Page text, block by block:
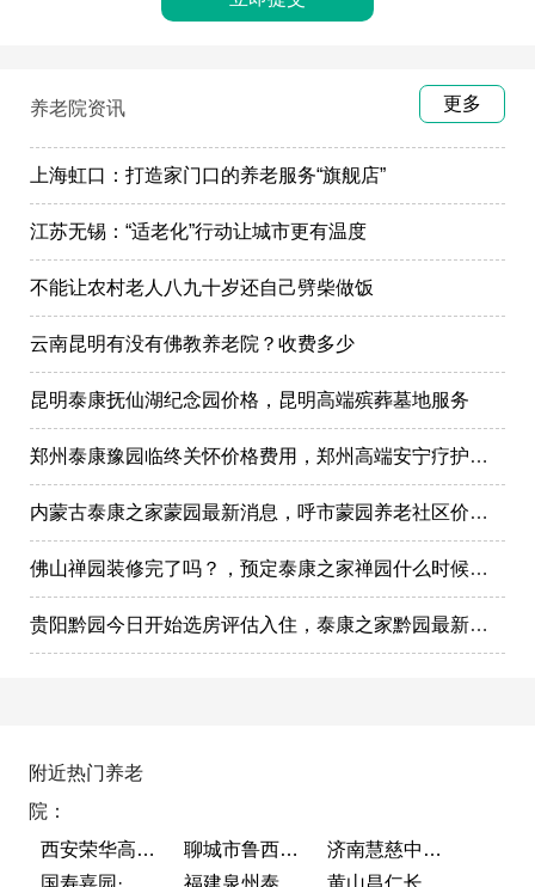
养老院资讯 更多
上海虹口：打造家门口的养老服务“旗舰店”
江苏无锡：“适老化”行动让城市更有温度
不能让农村老人八九十岁还自己劈柴做饭
云南昆明有没有佛教养老院？收费多少
昆明泰康抚仙湖纪念园价格，昆明高端殡葬墓地服务
郑州泰康豫园临终关怀价格费用，郑州高端安宁疗护在哪里
内蒙古泰康之家蒙园最新消息，呼市蒙园养老社区价格表
佛山禅园装修完了吗？，预定泰康之家禅园什么时候选房入住?
贵阳黔园今日开始选房评估入住，泰康之家黔园最新动态
附近热门养老
院：
西安荣华高新悦家养老服务有限公司
聊城市鲁西老年护养院
济南慧慈中医康养中心